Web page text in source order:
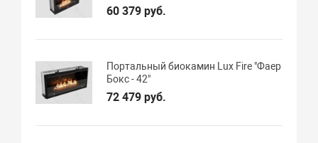
60 379 руб.
Портальный биокамин Lux Fire "Фаер
Бокс - 42"
72 479 руб.